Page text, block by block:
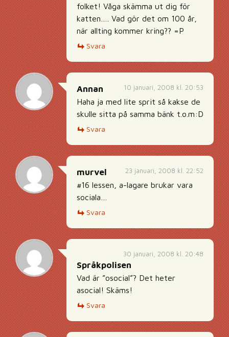
folket! Våga skämma ut dig för
katten…. Vad gör det om 100 år,
när allting kommer kring?? =P
Svara
10 januari, 2008 kl. 20:53
Annan
Haha ja med lite sprit så kakse de
skulle sitta på samma bänk t.o.m:D
Svara
23 januari, 2008 kl. 22:52
murvel
#16 lessen, a-lagare brukar vara
sociala…
Svara
30 januari, 2008 kl. 20:48
Språkpolisen
Vad är ”osocial”? Det heter
asocial! Skäms!
Svara